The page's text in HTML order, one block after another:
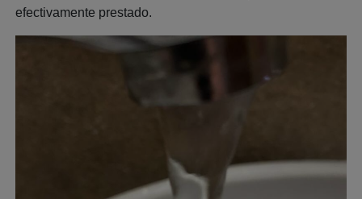
efectivamente prestado.